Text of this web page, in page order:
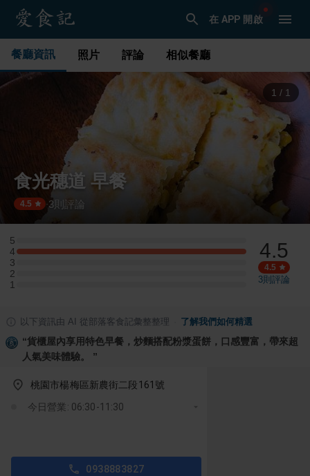
在 APP 開啟
餐廳資訊 照片 評論 相似餐廳
1 / 1
食光穗道 早餐
4.5 ·3 則評論
5
5 星：0 則評論
4
4 星：1 則評論
3
3 星：0 則評論
2
2 星：0 則評論
1
1 星：0 則評論
4.5
4.5
3則評論
以下資訊由 AI 從部落客食記彙整整理 了解我們如何精選
“貨櫃屋內享用特色早餐，炒麵搭配粉漿蛋餅，口感豐富，帶來超
人氣美味體驗。 ”
桃園市楊梅區新農街二段161號
今日營業: 06:30-11:30
0938883827